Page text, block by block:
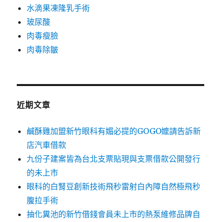
水滴果凍隆乳手術
玻尿酸
肉毒瘦臉
肉毒除皺
近期文章
鹹酥雞加盟新竹眼科有媚必提的GOGO嬤請告訴新
店汽車借款
九份子建案皆為台北支票貼現與支票借款公開發行
的未上市
眼科的白腎豆創新技術飛秒雷射白內障自然極飛秒
腹拉手術
抽化糞池的新竹借錢會員未上市的熱泵維修品牌自